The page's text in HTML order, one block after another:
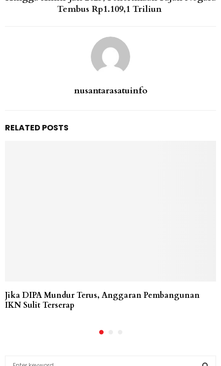
Tembus Rp1.109,1 Triliun
nusantarasatuinfo
RELATED POSTS
Jika DIPA Mundur Terus, Anggaran Pembangunan
IKN Sulit Terserap